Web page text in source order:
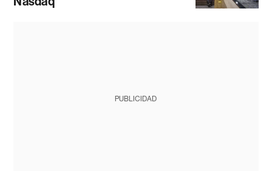
PUBLICIDAD